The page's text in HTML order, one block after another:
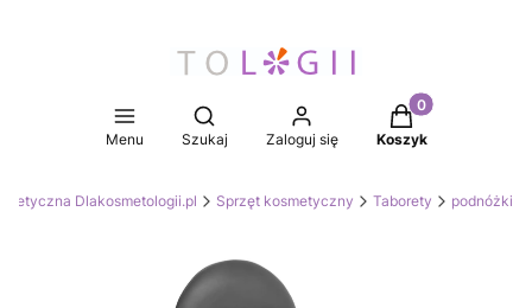
Menu
Otwórz wyszukiwarkę
Szukaj Zaloguj się
Produkty w
Koszyk
Dlakosmetologii.pl Sprzęt kosmetyczny Taborety podnóżki